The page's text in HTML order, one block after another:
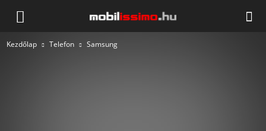
Mobilissimo.hu
Kezdőlap Telefon Samsung